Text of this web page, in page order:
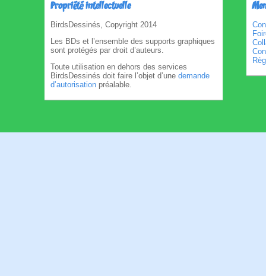
Propriété intellectuelle
BirdsDessinés, Copyright 2014
Les BDs et l’ensemble des supports graphiques
sont protégés par droit d’auteurs.
Toute utilisation en dehors des services
BirdsDessinés doit faire l’objet d’une demande
d’autorisation préalable.